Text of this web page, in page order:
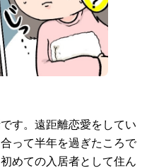
す。遠距離恋愛をしてい
って半年を過ぎたころで
めての入居者として住ん